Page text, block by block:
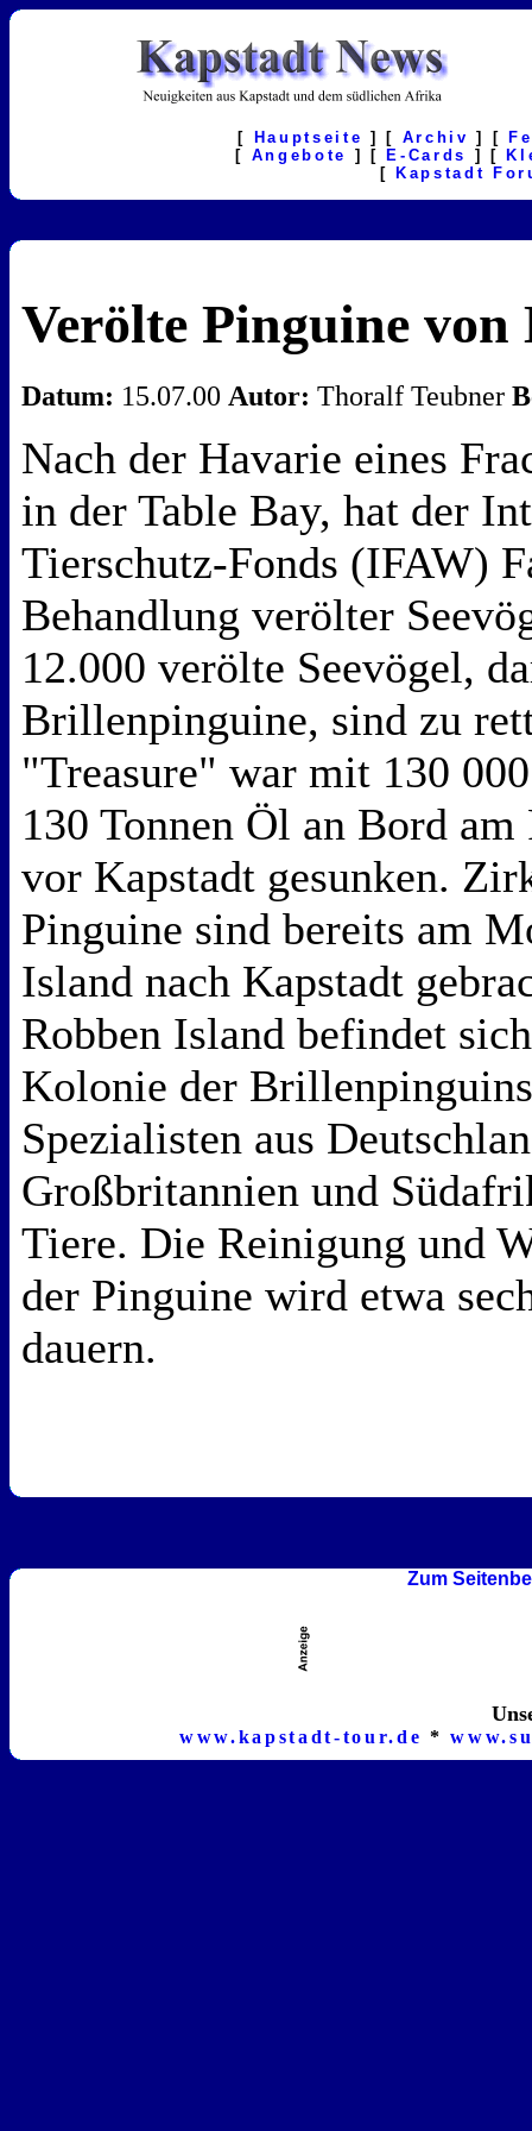
[ Hauptseite ] [ Archiv ] [
[ Angebote ] [ E-Cards ] [
[
Kapstadt
Verölte Pinguine von
Datum: 15.07.00 Autor: Thoralf Teubner
Nach der Havarie eines
in der Table Bay, hat der
Tierschutz-Fonds (IFAW)
Behandlung verölter
12.000 verölte Seevögel,
Brillenpinguine, sind zu
"Treasure" war mit 130
130 Tonnen Öl an Bord
vor Kapstadt gesunken.
Pinguine sind bereits am
Island nach Kapstadt
Robben Island befindet
Kolonie der
Spezialisten aus
Großbritannien und
Tiere. Die Reinigung und
der Pinguine wird etwa
dauern.
Zum
www.kapstadt-tour.de *